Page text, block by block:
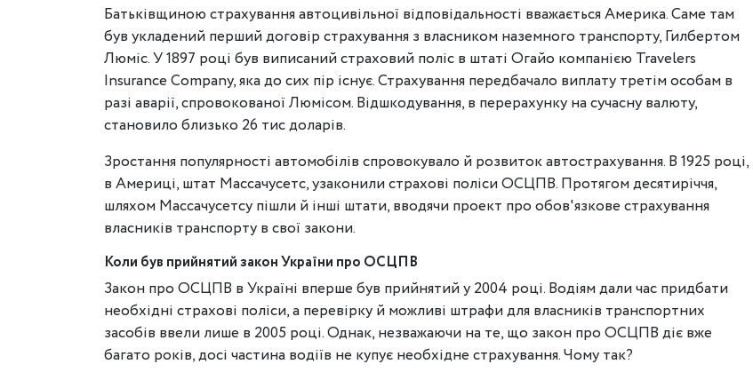
Батьківщиною страхування автоцивільної відповідальності вважається Америка. Саме там
був укладений перший договір страхування з власником наземного транспорту, Гилбертом
Люміс. У 1897 році був виписаний страховий поліс в штаті Огайо компанією Travelers
Insurance Company, яка до сих пір існує. Страхування передбачало виплату третім особам в
разі аварії, спровокованої Люмісом. Відшкодування, в перерахунку на сучасну валюту,
становило близько 26 тис доларів.
Зростання популярності автомобілів спровокувало й розвиток автострахування. В 1925 році,
в Америці, штат Массачусетс, узаконили страхові поліси ОСЦПВ. Протягом десятиріччя,
шляхом Массачусетсу пішли й інші штати, вводячи проект про обов'язкове страхування
власників транспорту в свої закони.
Коли був прийнятий закон України про ОСЦПВ
Закон про ОСЦПВ в Україні вперше був прийнятий у 2004 році. Водіям дали час придбати
необхідні страхові поліси, а перевірку й можливі штрафи для власників транспортних
засобів ввели лише в 2005 році. Однак, незважаючи на те, що закон про ОСЦПВ діє вже
багато років, досі частина водіїв не купує необхідне страхування. Чому так?